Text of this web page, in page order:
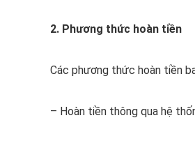
2. Phương thức hoàn tiền
Các phương thức hoàn tiền
– Hoàn tiền thông qua hệ